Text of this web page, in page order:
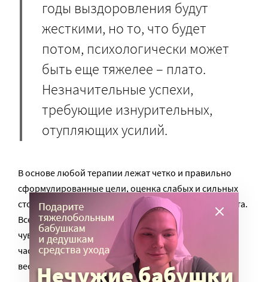
годы выздоровления будут
жесткими, но то, что будет
потом, психологически может
быть еще тяжелее – плато.
Незначительные успехи,
требующие изнурительных,
отупляющих усилий.
В основе любой терапии лежат четко и правильно
сформулированные цели, оценка слабых и сильных
сторон пациента. И нет гарантированного результата.
Все случаи афазии разные. Главное – сохранить
чувство юмора и оптимизм, потому что работать
часами, пытаясь произнести слова, это не всегда
весело.